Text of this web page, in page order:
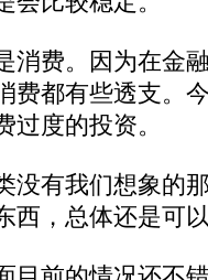
费。因为在金
费都有些透支。
度的投资。
有我们想象的
西，总体还是可